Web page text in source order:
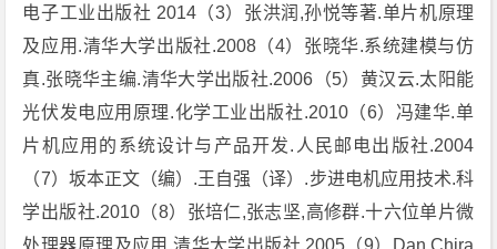
电子工业出版社 2014（3）张洪润,孙悦等著.单片机原理
及应用.清华大学出版社.2008（4）张晓华.系统建模与仿
真.张晓华主编.清华大学出版社.2006（5）黄汉云.太阳能
光伏发电应用原理.化学工业出版社.2010（6）冯建华.单
片机应用的系统设计与产品开发.人民邮电出版社.2004
（7）坂本正文（编）.王自强（译）.步进电机应用技术.科
学出版社.2010（8）张培仁,张志坚,高修群.十六位单片微
处理器原理及应用.清华大学出版社.2005（9）Dan Chira